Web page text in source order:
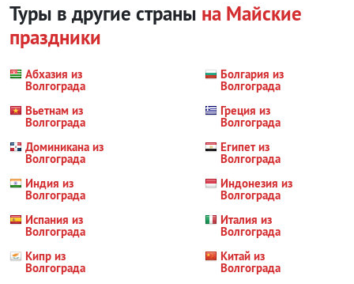
Туры в другие страны на Майские
праздники
Абхазия из
Волгограда
Болгария из
Волгограда
Вьетнам из
Волгограда
Греция из
Волгограда
Доминикана из
Волгограда
Египет из
Волгограда
Индия из
Волгограда
Индонезия из
Волгограда
Испания из
Волгограда
Италия из
Волгограда
Кипр из
Волгограда
Китай из
Волгограда